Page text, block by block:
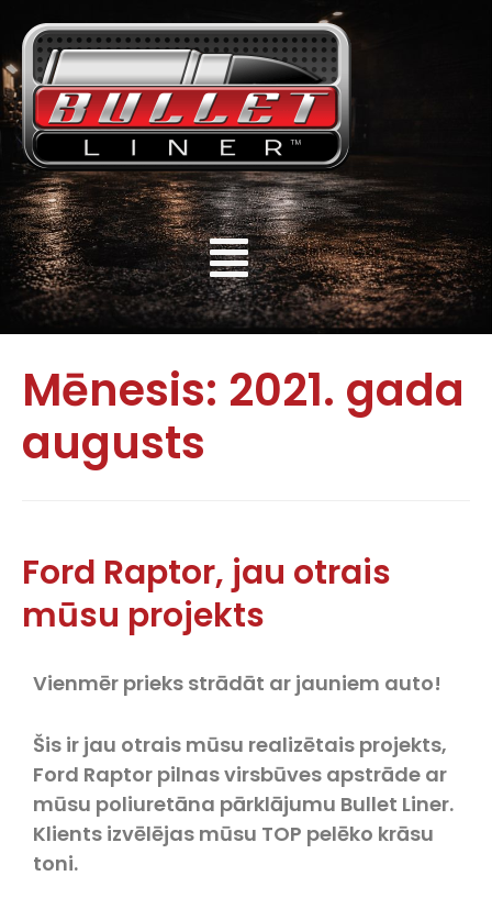
Mēnesis: 2021. gada
augusts
Ford Raptor, jau otrais
mūsu projekts
Vienmēr prieks strādāt ar jauniem auto!
Šis ir jau otrais mūsu realizētais projekts,
Ford Raptor pilnas virsbūves apstrāde ar
mūsu poliuretāna pārklājumu Bullet Liner.
Klients izvēlējas mūsu TOP pelēko krāsu
toni.